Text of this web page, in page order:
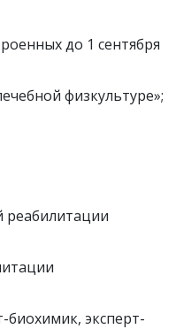
до 1 сентября
физкультуре»;
реабилитации
биохимик, эксперт-